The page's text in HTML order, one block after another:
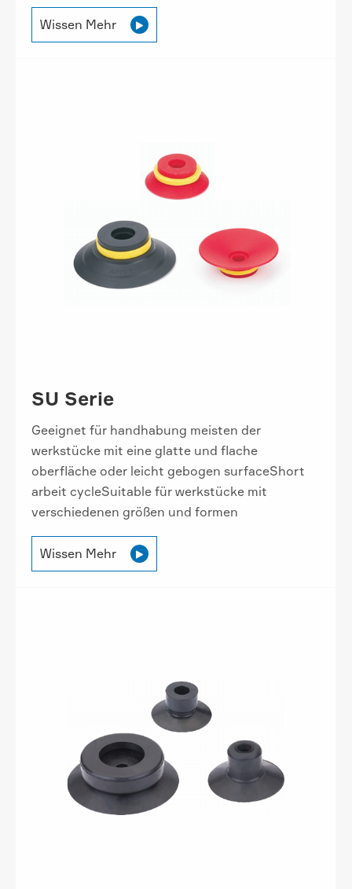
Wissen Mehr 
SU Serie
Geeignet für handhabung meisten der
werkstücke mit eine glatte und flache
oberfläche oder leicht gebogen surfaceShort
arbeit cycleSuitable für werkstücke mit
verschiedenen größen und formen
Wissen Mehr 